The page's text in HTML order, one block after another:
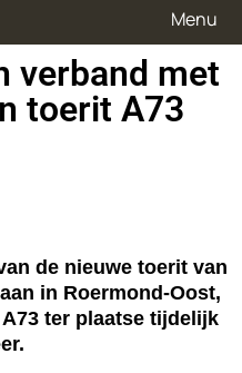
Menu
verband met
toerit A73
de nieuwe toerit van
in Roermond-Oost,
ter plaatse tijdelijk